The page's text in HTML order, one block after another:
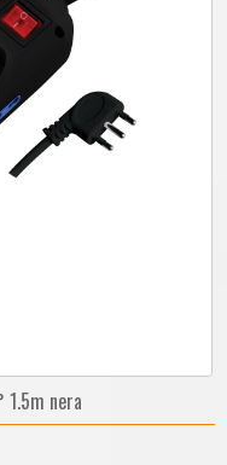
1.5m nera